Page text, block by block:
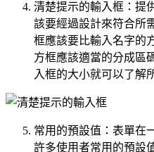
清楚提示的輸入框：提
該要經過設計來符合所
框應該要比輸入名字的
方框應該適當的分成區
入框的大小就可以了解
常用的預設值：表單在
許多使用者常用的預設